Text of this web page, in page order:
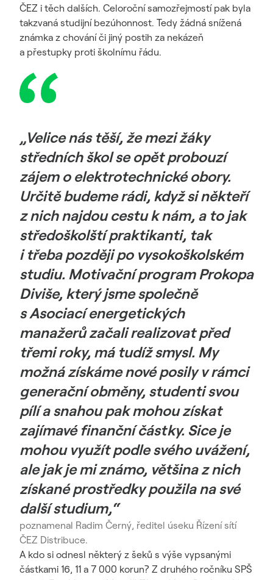
ČEZ i těch dalších. Celoroční samozřejmostí pak byla
takzvaná studijní bezúhonnost. Tedy žádná snížená
známka z chování či jiný postih za nekázeň
a přestupky proti školnímu řádu.
„Velice nás těší, že mezi žáky
středních škol se opět probouzí
zájem o elektrotechnické obory.
Určitě budeme rádi, když si někteří
z nich najdou cestu k nám, a to jak
středoškolští praktikanti, tak
i třeba později po vysokoškolském
studiu. Motivační program Prokopa
Diviše, který jsme společně
s Asociací energetických
manažerů začali realizovat před
třemi roky, má tudíž smysl. My
možná získáme nové posily v rámci
generační obměny, studenti svou
pílí a snahou pak mohou získat
zajímavé finanční částky. Sice je
mohou využít podle svého uvážení,
ale jak je mi známo, většina z nich
získané prostředky použila na své
další studium,“
poznamenal Radim Černý, ředitel úseku Řízení sítí
ČEZ Distribuce.
A kdo si odnesl některý z šeků s výše vypsanými
částkami 16, 11 a 7 000 korun? Z druhého ročníku SPŠ